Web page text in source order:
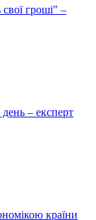
гроші" –
– експерт
країни